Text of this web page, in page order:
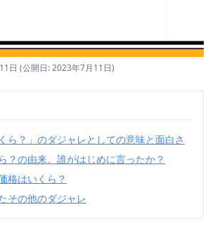
日 (公開日: 2023年7月11日)
ら？」のダジャレとしての意味と面白さ
？の由来。誰がはじめに言ったか？
格はいくら？
その他のダジャレ